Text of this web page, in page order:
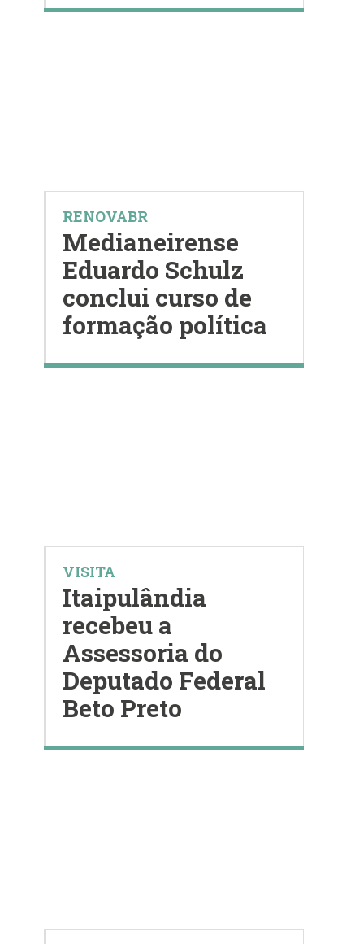
RENOVABR
Medianeirense
Eduardo Schulz
conclui curso de
formação política
VISITA
Itaipulândia
recebeu a
Assessoria do
Deputado Federal
Beto Preto